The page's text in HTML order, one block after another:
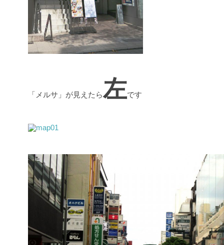
「メルサ」が見えたら左です